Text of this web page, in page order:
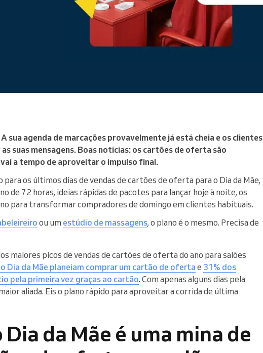
Ler mais
sua agenda de marcações provavelmente já está cheia e os clientes
suas mensagens. Boas notícias: os cartões de oferta são
a tempo de aproveitar o impulso final.
os últimos dias de vendas de cartões de oferta para o Dia da Mãe,
de 72 horas, ideias rápidas de pacotes para lançar hoje à noite, os
para transformar compradores de domingo em clientes habituais.
ou um estúdio de massagens, o plano é o mesmo. Precisa de
maiores picos de vendas de cartões de oferta do ano para salões
Dia da Mãe planeiam comprar um cartão de ofertae 31% dos
pela primeira vez graças ao cartão. Com apenas alguns dias pela
aliada. Eis o plano rápido para aproveitar a corrida de última
da Mãe é uma mina de